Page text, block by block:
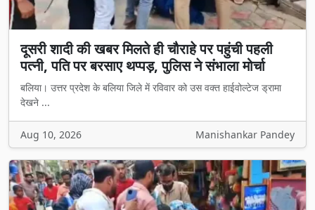
दूसरी शादी की खबर मिलते ही चौराहे पर पहुंची पहली
पत्नी, पति पर बरसाए थप्पड़, पुलिस ने संभाला मोर्चा
बलिया। उत्तर प्रदेश के बलिया जिले में रविवार को उस वक्त हाईवोल्टेज ड्रामा
देखने ...
Aug 10, 2026 Manishankar Pandey